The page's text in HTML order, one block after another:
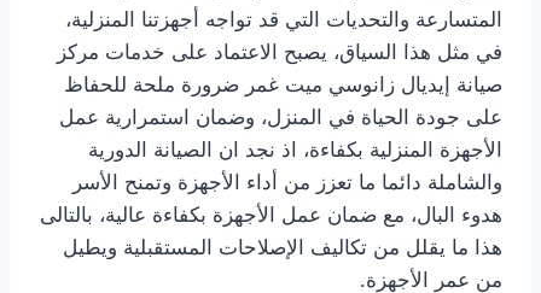
المتسارعة والتحديات التي قد تواجه أجهزتنا المنزلية،
في مثل هذا السياق، يصبح الاعتماد على خدمات مركز
صيانة إيديال زانوسي ميت غمر ضرورة ملحة للحفاظ
على جودة الحياة في المنزل، وضمان استمرارية عمل
الأجهزة المنزلية بكفاءة، اذ نجد ان الصيانة الدورية
والشاملة دائما ما تعزز من أداء الأجهزة وتمنح الأسر
هدوء البال، مع ضمان عمل الأجهزة بكفاءة عالية، بالتالى
هذا ما يقلل من تكاليف الإصلاحات المستقبلية ويطيل
من عمر الأجهزة.